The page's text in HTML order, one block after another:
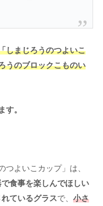
しまじろうのつよいこ
うのブロックこものい
す。
つよいこカップ」は、
食事を楽しんでほしい
ているグラスで、 小さ